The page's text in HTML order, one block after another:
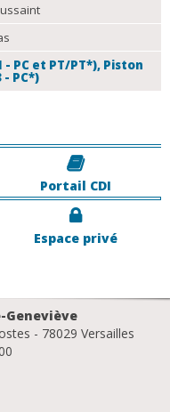
- PC et PT/PT*), Piston
- PC*)
Portail CDI
Espace privé
Geneviève
- 78029 Versailles